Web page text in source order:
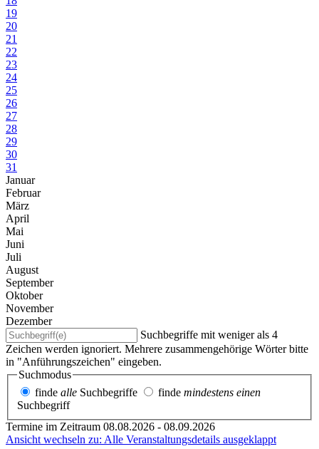
19
20
21
22
23
24
25
26
27
28
29
30
31
Januar
Februar
März
April
Mai
Juni
Juli
August
September
Oktober
November
Dezember
Suchbegriffe mit weniger als 4
Zeichen werden ignoriert. Mehrere zusammengehörige Wörter bitte
in "Anführungszeichen" eingeben.
Suchmodus
finde alle Suchbegriffe finde mindestens einen
Suchbegriff
Termine im Zeitraum 08.08.2026 - 08.09.2026
Ansicht wechseln zu: Alle Veranstaltungsdetails ausgeklappt